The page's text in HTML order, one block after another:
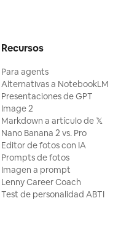
Recursos
Para agents
Alternativas a NotebookLM
Presentaciones de GPT
Image 2
Markdown a artículo de 𝕏
Nano Banana 2 vs. Pro
Editor de fotos con IA
Prompts de fotos
Imagen a prompt
Lenny Career Coach
Test de personalidad ABTI